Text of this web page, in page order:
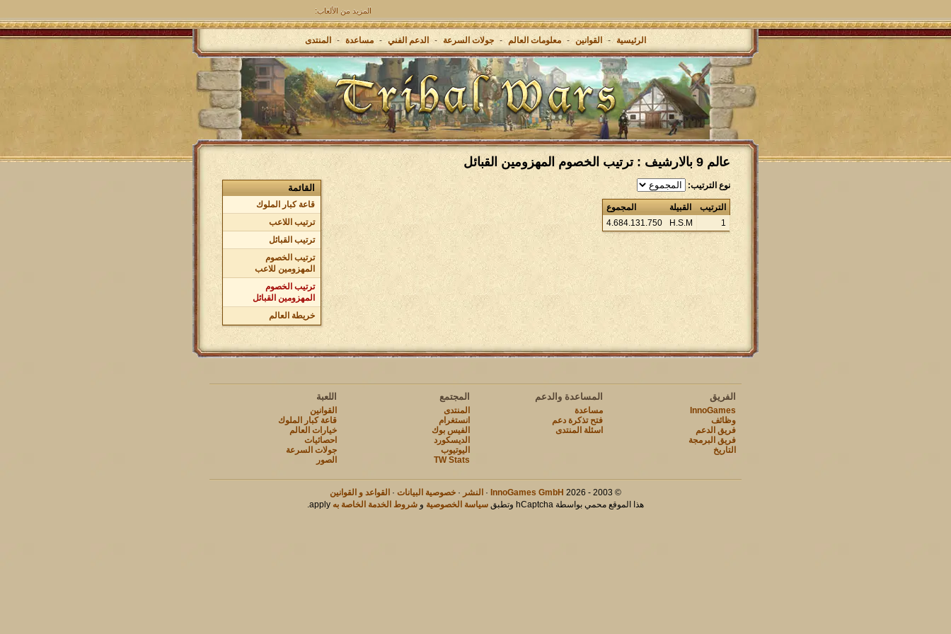
المزيد من الألعاب:
Grepolis - ابنٍ إمبراطوريتك في اليونان القديمة
الرئيسية
- القوانين - معلومات العالم - جولات السرعة - الدعم الفني - مساعدة - المنتدى
عالم 9 بالارشيف : ترتيب الخصوم المهزومين القبائل
القائمة
قاعة كبار الملوك
ترتيب اللاعب
ترتيب القبائل
ترتيب الخصوم
المهزومين للاعب
ترتيب الخصوم
المهزومين القبائل
خريطة العالم
نوع الترتيب:
الترتيب القبيلة
المجموع
1
H.S.M
4.684.131.750
اللعبة
القوانين
قاعة كبار الملوك
خيارات العالم
احصائيات
جولات السرعة
الصور
المجتمع
المنتدى
انستغرام
الفيس بوك
الديسكورد
اليوتيوب
TW Stats
المساعدة والدعم
مساعدة
فتح تذكرة دعم
اسئلة المنتدى
الفريق
InnoGames
وظائف
فريق الدعم
فريق البرمجة
التاريخ
© 2003 - 2026
InnoGames GmbH
· النشر · خصوصية البيانات · القواعد و القوانين
هذا الموقع محمي بواسطة hCaptcha وتطبق
سياسة الخصوصية و شروط الخدمة الخاصة به